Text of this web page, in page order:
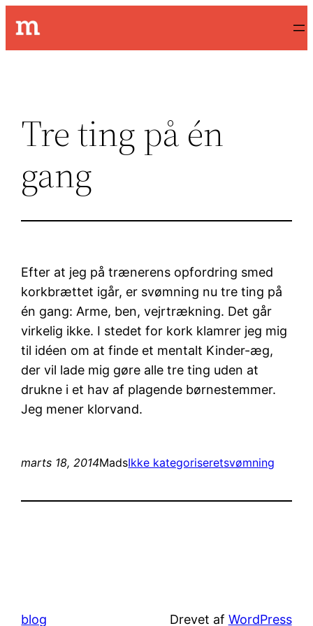
indhold
Tre ting på én
gang
Efter at jeg på trænerens opfordring smed
korkbrættet igår, er svømning nu tre ting på
én gang: Arme, ben, vejrtrækning. Det går
virkelig ikke. I stedet for kork klamrer jeg mig
til idéen om at finde et mentalt Kinder-æg,
der vil lade mig gøre alle tre ting uden at
drukne i et hav af plagende børnestemmer.
Jeg mener klorvand.
marts 18, 2014MadsIkke kategoriseretsvømning
blog Drevet af WordPress